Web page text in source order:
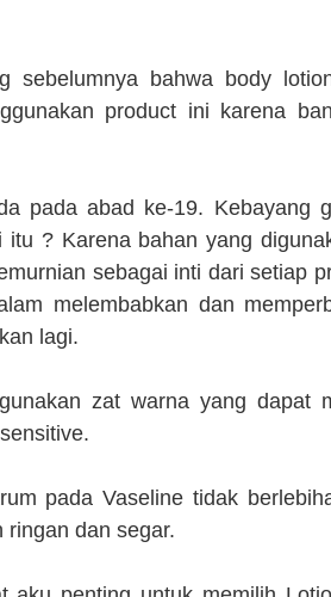
sebelumnya bahwa body
product ini karena
pada abad ke-19. Kebayang
itu ? Karena bahan yang
sebagai inti dari setiap
melembabkan dan
lagi.
zat warna yang dapat
pada Vaseline tidak
ringan dan segar.